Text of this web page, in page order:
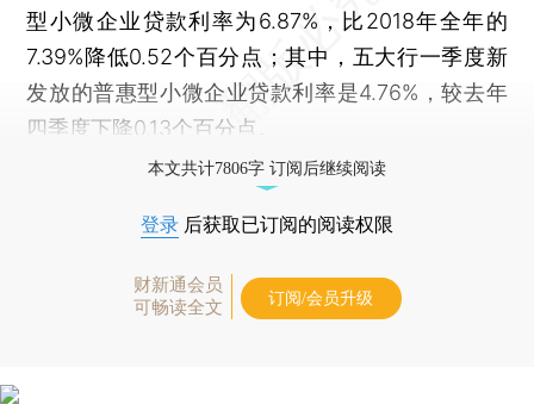
型小微企业贷款利率为6.87%，比2018年全年的
7.39%降低0.52个百分点；其中，五大行一季度新
发放的普惠型小微企业贷款利率是4.76%，较去年
四季度下降0.13个百分点。
本文共计7806字 订阅后继续阅读
登录 后获取已订阅的阅读权限
财新通会员
可畅读全文
订阅/会员升级